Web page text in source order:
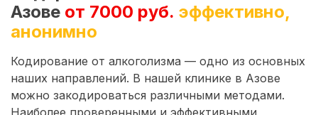
Азове от 7000 руб. эффективно,
анонимно
Кодирование от алкоголизма — одно из основных
наших направлений. В нашей клинике в Азове
можно закодироваться различными методами.
Наиболее проверенными и эффективными